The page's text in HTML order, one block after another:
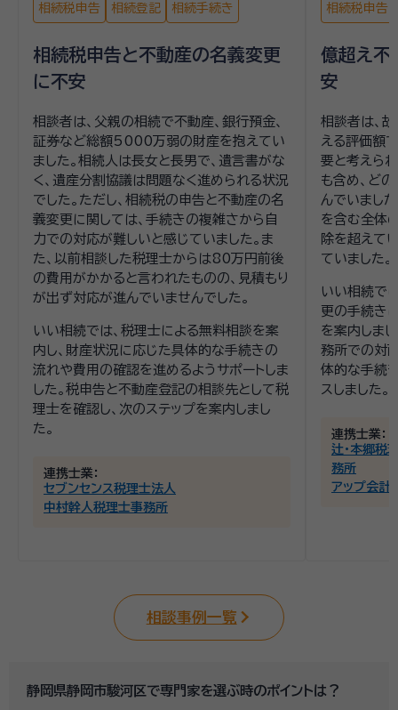
相続税申告 相続登記 相続手続き
相続税申告と不動産の名義変更
に不安
相談者は、父親の相続で不動産、銀行預金、
証券など総額5000万弱の財産を抱えてい
ました。相続人は長女と長男で、遺言書がな
く、遺産分割協議は問題なく進められる状況
でした。ただし、相続税の申告と不動産の名
義変更に関しては、手続きの複雑さから自
力での対応が難しいと感じていました。ま
た、以前相談した税理士からは80万円前後
の費用がかかると言われたものの、見積もり
が出ず対応が進んでいませんでした。
いい相続では、税理士による無料相談を案
内し、財産状況に応じた具体的な手続きの
流れや費用の確認を進めるようサポートしま
した。税申告と不動産登記の相談先として税
理士を確認し、次のステップを案内しまし
た。
連携士業：
セブンセンス税理士法人
中村幹人税理士事務所
相続税申告
億超え不
安
相談者は、
える評価額
要と考えら
も含め、ど
んでいまし
を含む全体
除を超えて
ていました。
いい相続で
更の手続き
を案内しま
務所での対
体的な手続
スしました。
連携士業：
辻・本郷税
務所
アップ会計
相談事例一覧
静岡県静岡市駿河区で専門家を選ぶ時のポイントは？